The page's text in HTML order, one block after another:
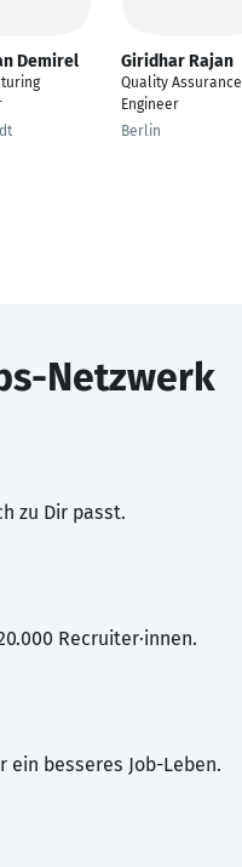
Demirel Giridhar Rajan
Quality Assurance
Engineer
Berlin
Netzwerk
zu Dir passt.
Recruiter·innen.
besseres Job-Leben.